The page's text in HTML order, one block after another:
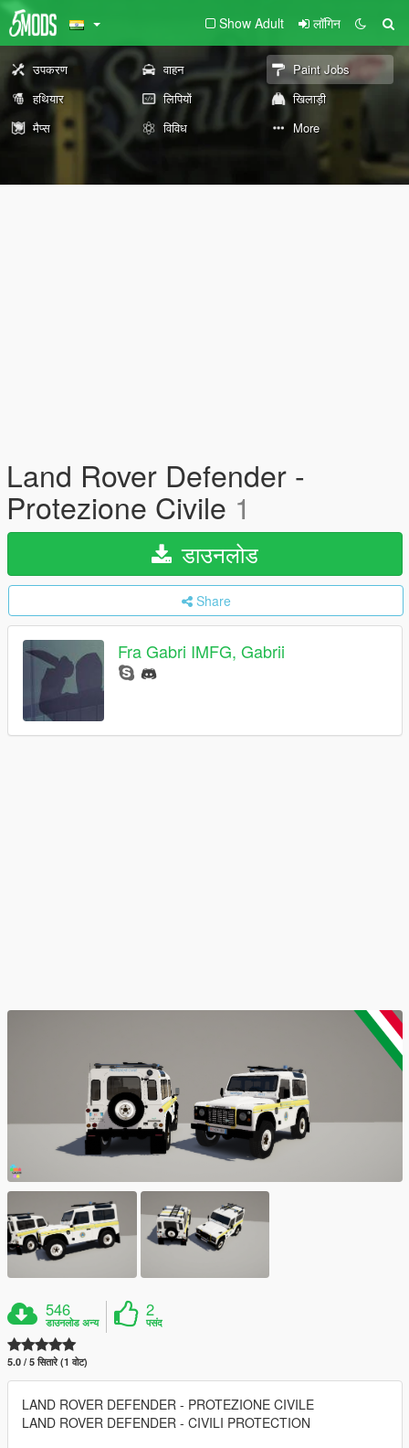
Show Adult लॉगिन
उपकरण वाहन
Paint Jobs
हथियार
लिपियों
खिलाड़ी
मैप्स
विविध More
Land Rover Defender -
Protezione Civile 1
डाउनलोड
Share
Fra Gabri IMFG, Gabrii
546
डाउनलोड अन्य
2
पसंद
5.0 / 5 सितारे (1 वोट)
LAND ROVER DEFENDER - PROTEZIONE CIVILE
LAND ROVER DEFENDER - CIVILI PROTECTION